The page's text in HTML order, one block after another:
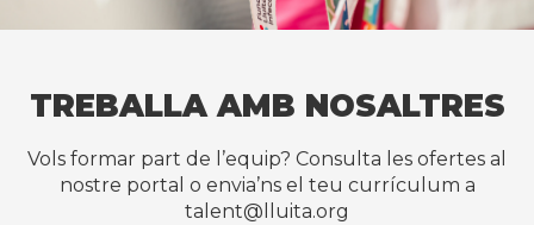
TREBALLA AMB NOSALTRES
Vols formar part de l’equip? Consulta les ofertes al
nostre portal o envia’ns el teu currículum a
talent@lluita.org